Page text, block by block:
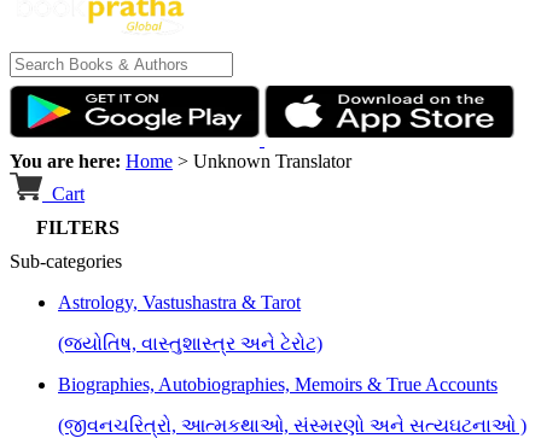
You are here: Home > Unknown Translator
Cart
FILTERS
Sub-categories
Astrology, Vastushastra & Tarot
(જ્યોતિષ, વાસ્તુશાસ્ત્ર અને ટેરોટ)
Biographies, Autobiographies, Memoirs & True Accounts
(જીવનચરિત્રો, આત્મકથાઓ, સંસ્મરણો અને સત્યઘટનાઓ )